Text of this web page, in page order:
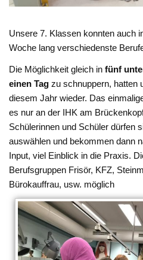
Unsere 7. Klassen konnten auch
Woche lang verschiedenste
Die Möglichkeit gleich infünf
einen Tag zu schnuppern, hatten
diesem Jahr wieder. Das
es nur an der IHK am
Schülerinnen und Schüler dürfen
auswählen und bekommen dann
Input, viel Einblick in die Praxis.
Berufsgruppen Frisör, KFZ,
Bürokauffrau, usw. möglich